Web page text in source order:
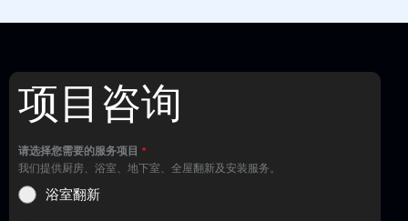
项目咨询
请选择您需要的服务项目 *
我们提供厨房、浴室、地下室、全屋翻新及安装服务。
浴室翻新